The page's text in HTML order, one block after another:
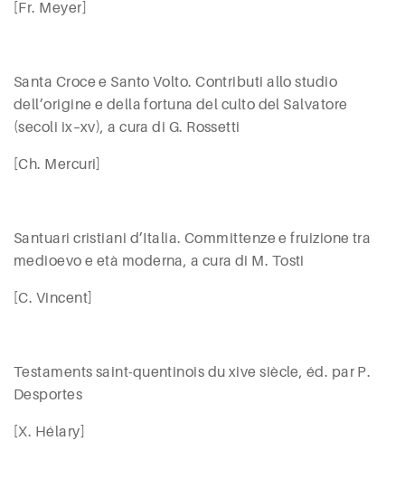
[Fr. Meyer]
Santa Croce e Santo Volto. Contributi allo studio
dell’origine e della fortuna del culto del Salvatore
(secoli ix–xv), a cura di G. Rossetti
[Ch. Mercuri
Santuari cristiani d’Italia. Committenze e fruizione tra
medioevo e età moderna, a cura di M. Tosti
[C. Vincent]
Testaments saint-quentinois du xive siècle, éd. par P.
Desportes
[X. Hélary